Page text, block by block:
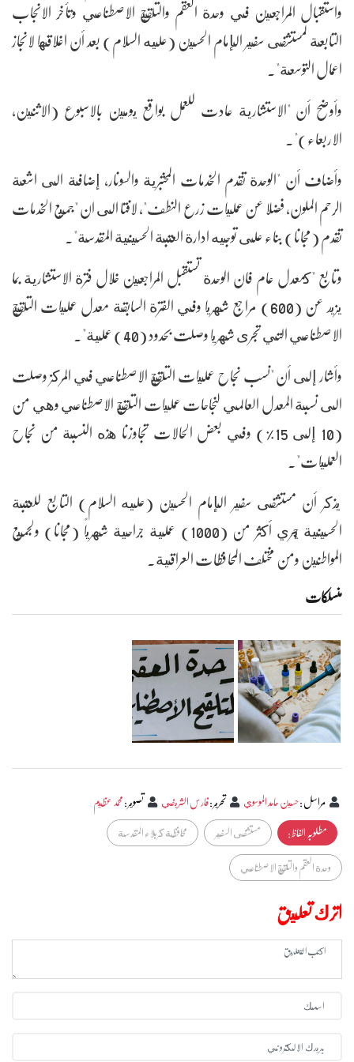
واستقبال المراجعين في وحدة العقم والتلقيح الاصطناعي وتأخر الانجاب
التابعة لمستشفى سفير الإمام الحسين (عليه السلام) بعد أن اغلاقها لانجاز
اعمال التوسعة".
وأوضح أن "الاستشارية عادت للعمل بواقع يومين بالاسبوع (الاثنين،
الاربعاء)".
وأضاف أن "الوحدة تقدم الخدمات المختبرية والسونار، إضافة الى اشعة
الرحم الملون، فضلا عن عمليات زرع النطف"، لافتا الى ان "جميع الخدمات
تقدم (مجانا) بناء على توجيه ادارة العتبة الحسينية المقدسة".
وتابع "كمعدل عام فان الوحدة تستقبل المراجعين خلال فترة الاستشارية بما
يزيد عن (600) مراجع شهريا وفي الفترة السابقة معدل عمليات التلقيح
الاصطناعي التي تجرى شهريا وصلت بحدود (40) عملية".
وأشار إلى أن "نسب نجاح عمليات التلقيح الاصطناعي في المركز وصلت
الى نسبة المعدل العالمي لنجاحات عمليات التلقيح الاصطناعي وهي من
(10 إلى 15%) وفي بعض الحالات تجاوزنا هذه النسبة من نجاح
العمليات".
يذكر أن مستشفى سفير الإمام الحسين (عليه السلام) التابع للعتبة
الحسينية يجري أكثر من (1000) عملية جراحية شهرياً (مجانا) ولجميع
المواطنين ومن مختلف المحافظات العراقية.
منسلکات
مراسل:حسين حامد الموسوي تحرير:فارس الشريفي تصوير:محمد عظيم
مطلوبہ الفاظ :
مستشفى السفير
محافظة كربلاء المقدسة
وحدة العقم والتلقيح الاصطناعي
اترك تعليق